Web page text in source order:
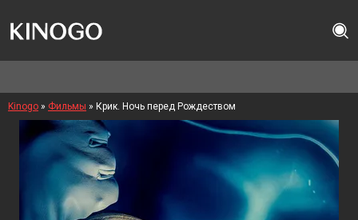
Kinogo » Фильмы » Крик. Ночь перед Рождеством